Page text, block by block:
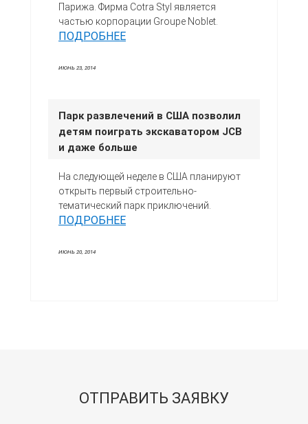
Парижа. Фирма Cotra Styl является
частью корпорации Groupe Noblet.
ПОДРОБНЕЕ
ИЮНЬ 23, 2014
Парк развлечений в США позволил
детям поиграть экскаватором JCB
и даже больше
На следующей неделе в США планируют
открыть первый строительно-
тематический парк приключений.
ПОДРОБНЕЕ
ИЮНЬ 20, 2014
ОТПРАВИТЬ ЗАЯВКУ